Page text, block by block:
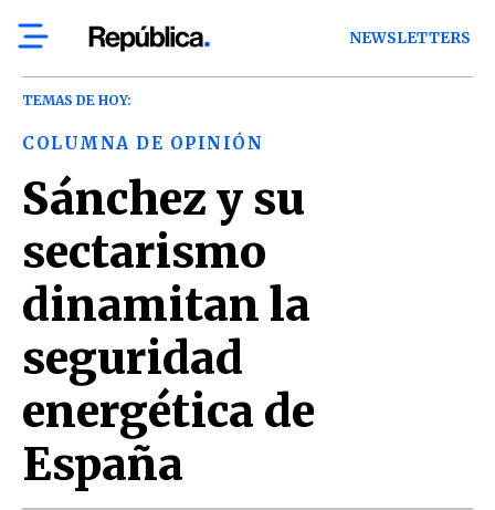
NEWSLETTERS
TEMAS DE HOY:
COLUMNA DE OPINIÓN
Sánchez y su
sectarismo
dinamitan la
seguridad
energética de
España